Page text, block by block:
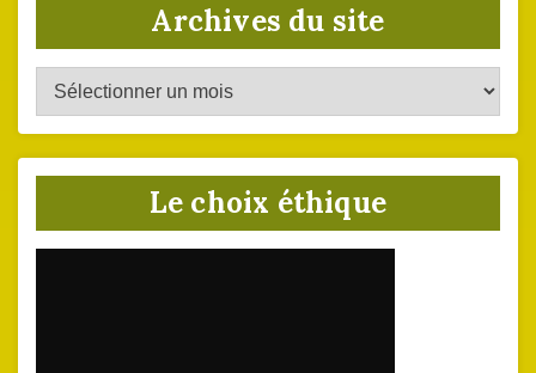
Archives du site
Archives
du
site
Le choix éthique